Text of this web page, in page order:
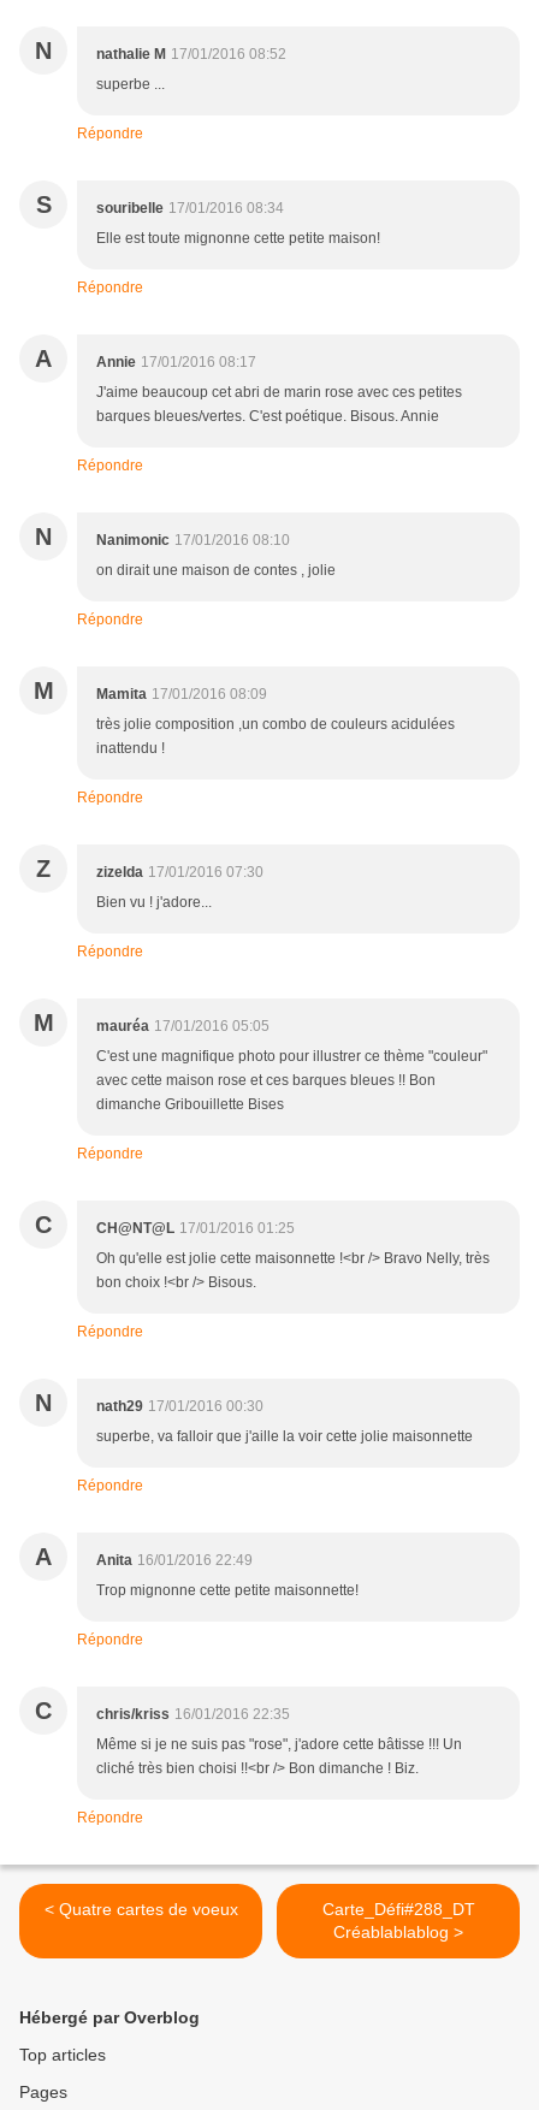
N nathalie M 17/01/2016 08:52
superbe ...
Répondre
S souribelle 17/01/2016 08:34
Elle est toute mignonne cette petite maison!
Répondre
A Annie 17/01/2016 08:17
J'aime beaucoup cet abri de marin rose avec ces petites
barques bleues/vertes. C'est poétique. Bisous. Annie
Répondre
N Nanimonic 17/01/2016 08:10
on dirait une maison de contes , jolie
Répondre
M Mamita 17/01/2016 08:09
très jolie composition ,un combo de couleurs acidulées
inattendu !
Répondre
Z zizelda 17/01/2016 07:30
Bien vu ! j'adore...
Répondre
M mauréa 17/01/2016 05:05
C'est une magnifique photo pour illustrer ce thème "couleur"
avec cette maison rose et ces barques bleues !! Bon
dimanche Gribouillette Bises
Répondre
C CH@NT@L 17/01/2016 01:25
Oh qu'elle est jolie cette maisonnette !<br /> Bravo Nelly, très
bon choix !<br /> Bisous.
Répondre
N nath29 17/01/2016 00:30
superbe, va falloir que j'aille la voir cette jolie maisonnette
Répondre
A Anita 16/01/2016 22:49
Trop mignonne cette petite maisonnette!
Répondre
C chris/kriss 16/01/2016 22:35
Même si je ne suis pas "rose", j'adore cette bâtisse !!! Un
cliché très bien choisi !!<br /> Bon dimanche ! Biz.
Répondre
< Quatre cartes de voeux
Carte_Défi#288_DT
Créablablablog >
Hébergé par Overblog
Top articles
Pages